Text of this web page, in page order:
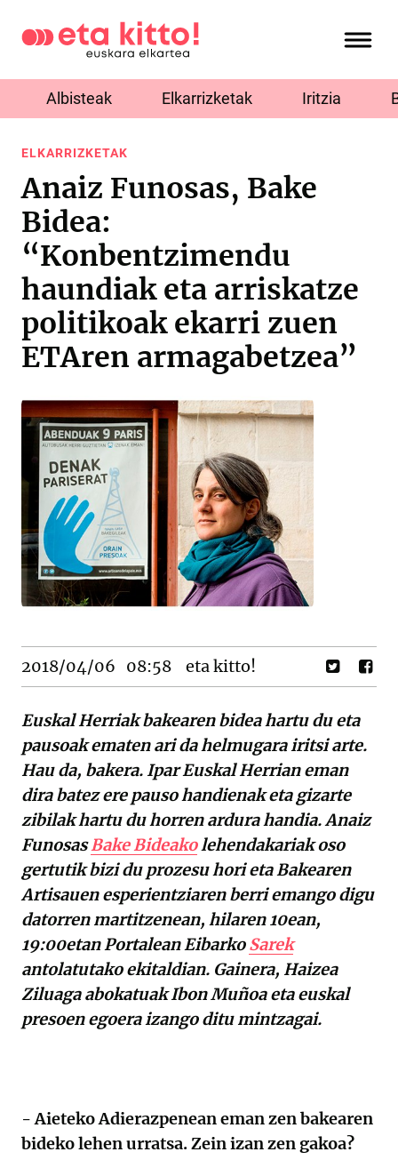
Albisteak Elkarrizketak Iritzia
ELKARRIZKETAK
Anaiz Funosas, Bake
Bidea:
“Konbentzimendu
haundiak eta arriskatze
politikoak ekarri zuen
ETAren armagabetzea”
2018/04/06 08:58 eta kitto!
Euskal Herriak bakearen bidea hartu du eta
pausoak ematen ari da helmugara iritsi arte.
Hau da, bakera. Ipar Euskal Herrian eman
dira batez ere pauso handienak eta gizarte
zibilak hartu du horren ardura handia. Anaiz
FunosasBake Bideakolehendakariak oso
gertutik bizi du prozesu hori eta Bakearen
Artisauen esperientziaren berri emango digu
datorren martitzenean, hilaren 10ean,
19:00etan Portalean EibarkoSarek
antolatutako ekitaldian. Gainera, Haizea
Ziluaga abokatuak Ibon Muñoa eta euskal
presoen egoera izango ditu mintzagai.
- Aieteko Adierazpenean eman zen bakearen
bideko lehen urratsa. Zein izan zen gakoa?